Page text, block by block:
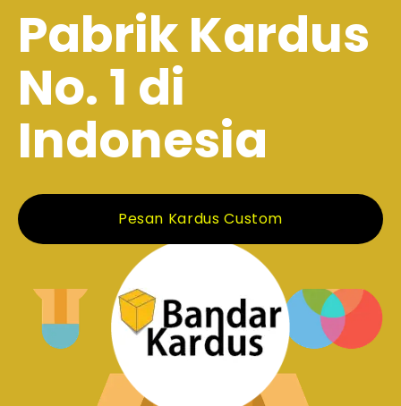
Pabrik Kardus
No. 1 di
Indonesia
Pesan Kardus Custom